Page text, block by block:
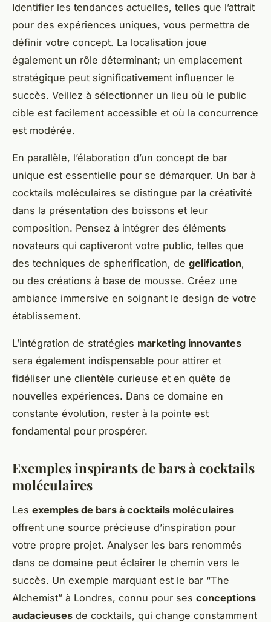
Identifier les tendances actuelles, telles que l’attrait
pour des expériences uniques, vous permettra de
définir votre concept. La localisation joue
également un rôle déterminant; un emplacement
stratégique peut significativement influencer le
succès. Veillez à sélectionner un lieu où le public
cible est facilement accessible et où la concurrence
est modérée.
En parallèle, l’élaboration d’un concept de bar
unique est essentielle pour se démarquer. Un bar à
cocktails moléculaires se distingue par la créativité
dans la présentation des boissons et leur
composition. Pensez à intégrer des éléments
novateurs qui captiveront votre public, telles que
des techniques de spherification, de gelification,
ou des créations à base de mousse. Créez une
ambiance immersive en soignant le design de votre
établissement.
L’intégration de stratégies marketing innovantes
sera également indispensable pour attirer et
fidéliser une clientèle curieuse et en quête de
nouvelles expériences. Dans ce domaine en
constante évolution, rester à la pointe est
fondamental pour prospérer.
Exemples inspirants de bars à cocktails
moléculaires
Les exemples de bars à cocktails moléculaires
offrent une source précieuse d’inspiration pour
votre propre projet. Analyser les bars renommés
dans ce domaine peut éclairer le chemin vers le
succès. Un exemple marquant est le bar “The
Alchemist” à Londres, connu pour ses conceptions
audacieuses de cocktails, qui change constamment